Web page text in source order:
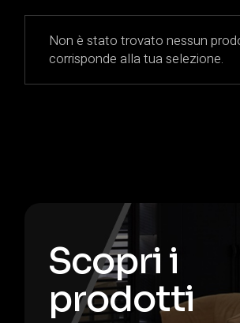
Non è stato trovato nessun
corrisponde alla tua selezione.
Scopri i
prodotti